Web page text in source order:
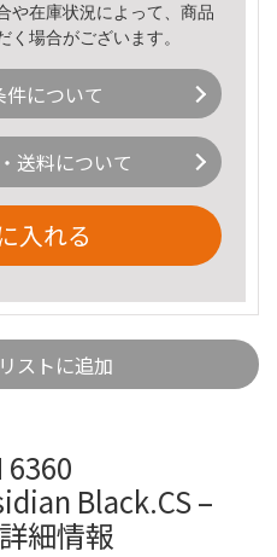
や在庫状況によって、商品
く場合がございます。
について
送料について
入れる
ストに追加
Black.CS –
細情報